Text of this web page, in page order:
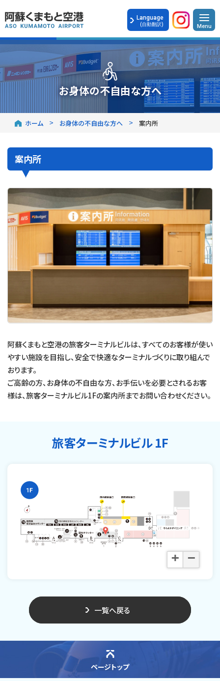
Language
(自動翻訳)
お身体の不自由な方へ
ホーム お身体の不自由な方へ 案内所
案内所
阿蘇くまもと空港の旅客ターミナルビルは、すべてのお客様が使い
やすい施設を目指し、安全で快適なターミナルづくりに取り組んで
おります。
ご高齢の方、お身体の不自由な方、お手伝いを必要とされるお客
様は、旅客ターミナルビル1Fの案内所までお問い合わせください。
旅客ターミナルビル 1F
+ −
一覧へ戻る
ページトップ